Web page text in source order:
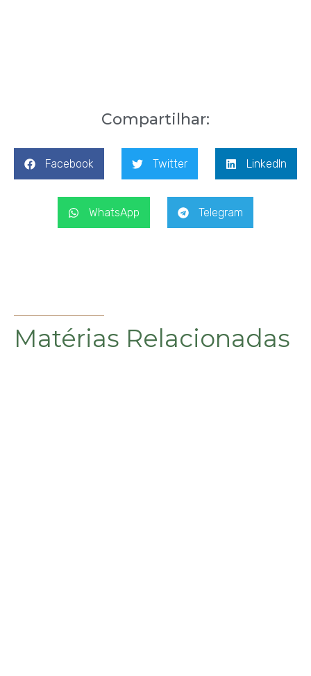
Compartilhar:
Facebook Twitter LinkedIn
WhatsApp Telegram
Matérias Relacionadas